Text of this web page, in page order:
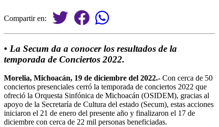
Compartir en:
• La Secum da a conocer los resultados de la
temporada de Conciertos 2022.
Morelia, Michoacán, 19 de diciembre del 2022.- Con cerca de 50
conciertos presenciales cerró la temporada de conciertos 2022 que
ofreció la Orquesta Sinfónica de Michoacán (OSIDEM), gracias al
apoyo de la Secretaría de Cultura del estado (Secum), estas acciones
iniciaron el 21 de enero del presente año y finalizaron el 17 de
diciembre con cerca de 22 mil personas beneficiadas.